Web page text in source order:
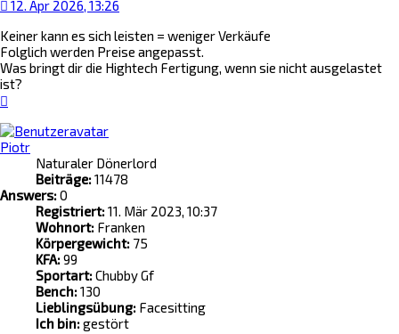
12. Apr 2026, 13:26
Keiner kann es sich leisten = weniger Verkäufe
Folglich werden Preise angepasst.
Was bringt dir die Hightech Fertigung, wenn sie nicht ausgelastet
ist?
Piotr
Naturaler Dönerlord
Beiträge:11478
Answers:0
Registriert:11. Mär 2023, 10:37
Wohnort: Franken
Körpergewicht: 75
KFA:99
Sportart:Chubby Gf
Bench:130
Lieblingsübung: Facesitting
Ich bin:gestört